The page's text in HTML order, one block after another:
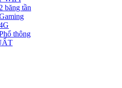
băng tần
thông